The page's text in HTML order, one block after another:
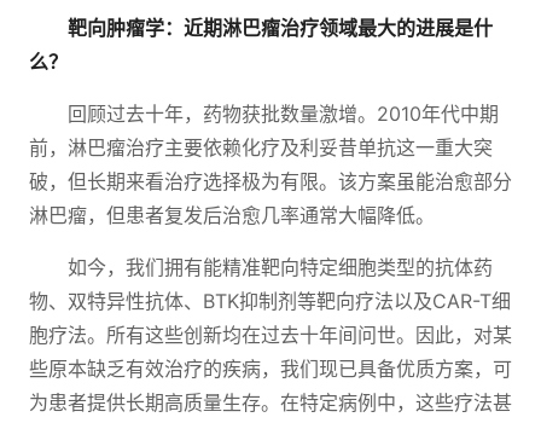
靶向肿瘤学：近期淋巴瘤治疗领域最大的进展是什
么？
回顾过去十年，药物获批数量激增。2010年代中期
前，淋巴瘤治疗主要依赖化疗及利妥昔单抗这一重大突
破，但长期来看治疗选择极为有限。该方案虽能治愈部分
淋巴瘤，但患者复发后治愈几率通常大幅降低。
如今，我们拥有能精准靶向特定细胞类型的抗体药
物、双特异性抗体、BTK抑制剂等靶向疗法以及CAR-T细
胞疗法。所有这些创新均在过去十年间问世。因此，对某
些原本缺乏有效治疗的疾病，我们现已具备优质方案，可
为患者提供长期高质量生存。在特定病例中，这些疗法甚